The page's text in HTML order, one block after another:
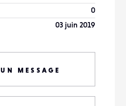
0
03 juin 2019
MESSAGE